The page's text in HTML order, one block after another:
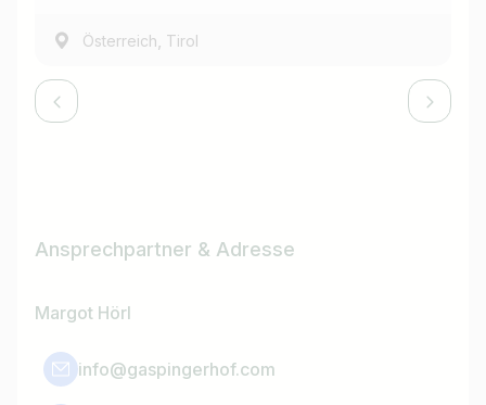
Österreich, Tirol
Ansprechpartner & Adresse
Margot Hörl
info@gaspingerhof.com